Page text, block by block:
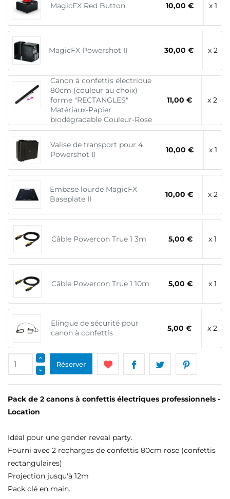
MagicFX Red Button 10,00 € x 1
MagicFX Powershot II 30,00 € x 2
Canon à confettis électrique
80cm (couleur au choix)
forme "RECTANGLES"
Matériaux-Papier
biodégradable Couleur-Rose
11,00 € x 2
Valise de transport pour 4
Powershot II
10,00 € x 1
Embase lourde MagicFX
Baseplate II
10,00 € x 2
Câble Powercon True 1 3m 5,00 € x 1
Câble Powercon True 1 10m 5,00 € x 1
Elingue de sécurité pour
canon à confettis
5,00 € x 2
Réserver
Pack de 2 canons à confettis électriques professionnels -
Location
Idéal pour une gender reveal party.
Fourni avec 2 recharges de confettis 80cm rose (confettis
rectangulaires)
Projection jusqu'à 12m
Pack clé en main.